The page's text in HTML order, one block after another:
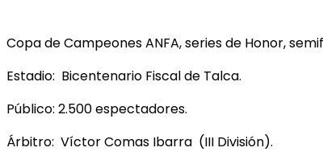
Copa de Campeones ANFA, series de Honor,
Estadio: Bicentenario Fiscal de Talca.
Público: 2.500 espectadores.
Árbitro: Víctor Comas Ibarra (III División).